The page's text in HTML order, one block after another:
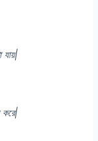
যায়|
করে|